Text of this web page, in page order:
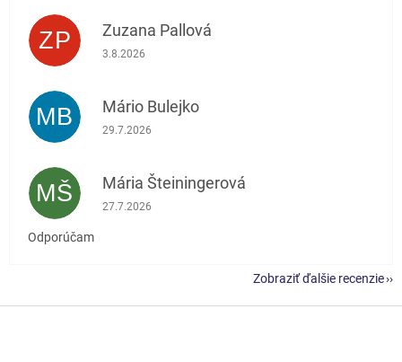
ZP Zuzana Pallová
Hodnotenie obchodu je 5 z 5 hviezdičiek.
3.8.2026
MB Mário Bulejko
Hodnotenie obchodu je 5 z 5 hviezdičiek.
29.7.2026
MŠ Mária Šteiningerová
Hodnotenie obchodu je 5 z 5 hviezdičiek.
27.7.2026
Odporúčam
Zobraziť ďalšie recenzie